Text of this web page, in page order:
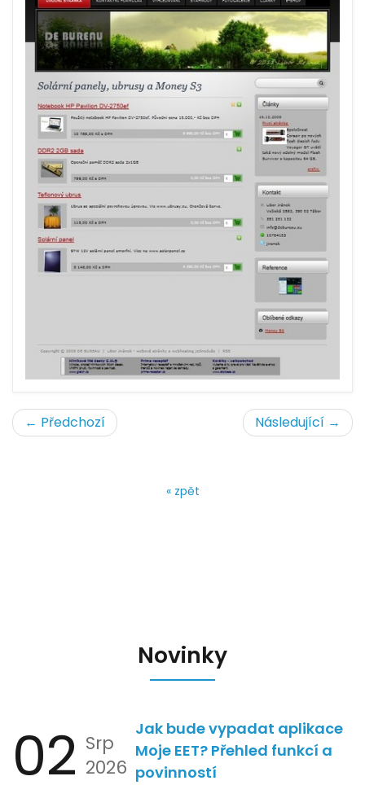
← Předchozí Následující →
« zpět
Novinky
02 Srp
2026
Jak bude vypadat aplikace
Moje EET? Přehled funkcí a
povinností